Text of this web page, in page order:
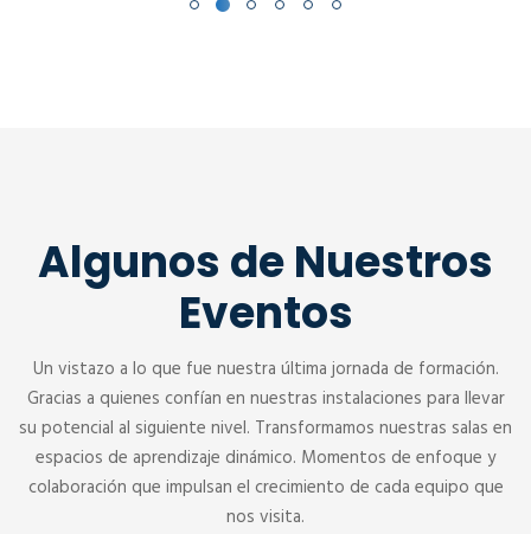
Algunos de Nuestros
Eventos
Un vistazo a lo que fue nuestra última jornada de formación.
Gracias a quienes confían en nuestras instalaciones para llevar
su potencial al siguiente nivel. Transformamos nuestras salas en
espacios de aprendizaje dinámico. Momentos de enfoque y
colaboración que impulsan el crecimiento de cada equipo que
nos visita.